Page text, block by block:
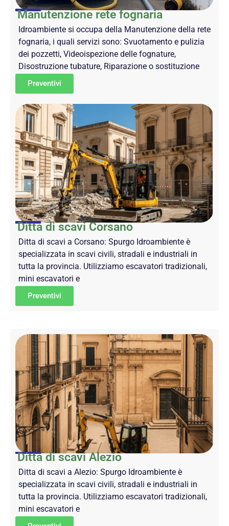
Manutenzione rete fognaria
Idroambiente si occupa della Manutenzione della rete
fognaria, i quali servizi sono: Svuotamento e pulizia
dei pozzetti, Videoispezione delle fognature,
Disostruzione tubature, Riparazione o sostituzione
Preventivi
Ditta di scavi Corsano
Ditta di scavi a Corsano: Spurgo Idroambiente è
specializzata in scavi civili, stradali e industriali in
tutta la provincia. Utilizziamo escavatori tradizionali,
mini escavatori e
Preventivi
Ditta di scavi Alezio
Ditta di scavi a Alezio: Spurgo Idroambiente è
specializzata in scavi civili, stradali e industriali in
tutta la provincia. Utilizziamo escavatori tradizionali,
mini escavatori e